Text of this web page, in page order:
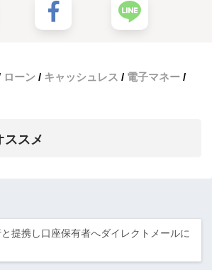
ローン キャッシュレス
電子マネー
ススメ
提携し口座保有者へダイレクトメールに